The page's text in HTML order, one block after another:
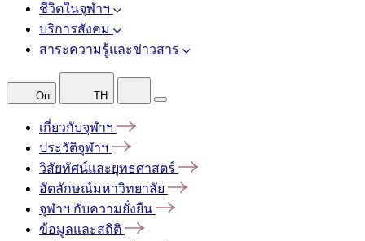
ชีวิตในจุฬาฯ
บริการสังคม
สาระความรู้และข่าวสาร
On TH
เกี่ยวกับจุฬาฯ
ประวัติจุฬาฯ
วิสัยทัศน์และยุทธศาสตร์
อัตลักษณ์มหาวิทยาลัย
จุฬาฯ กับความยั่งยืน
ข้อมูลและสถิติ